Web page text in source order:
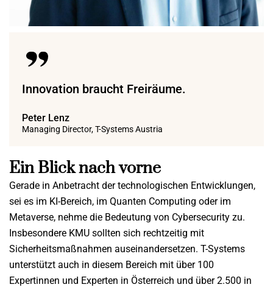
Innovation braucht Freiräume.
Peter Lenz
Managing Director, T-Systems Austria
Ein Blick nach vorne
Gerade in Anbetracht der technologischen Entwicklungen,
sei es im KI-Bereich, im Quanten Computing oder im
Metaverse, nehme die Bedeutung von Cybersecurity zu.
Insbesondere KMU sollten sich rechtzeitig mit
Sicherheitsmaßnahmen auseinandersetzen. T-Systems
unterstützt auch in diesem Bereich mit über 100
Expertinnen und Experten in Österreich und über 2.500 in